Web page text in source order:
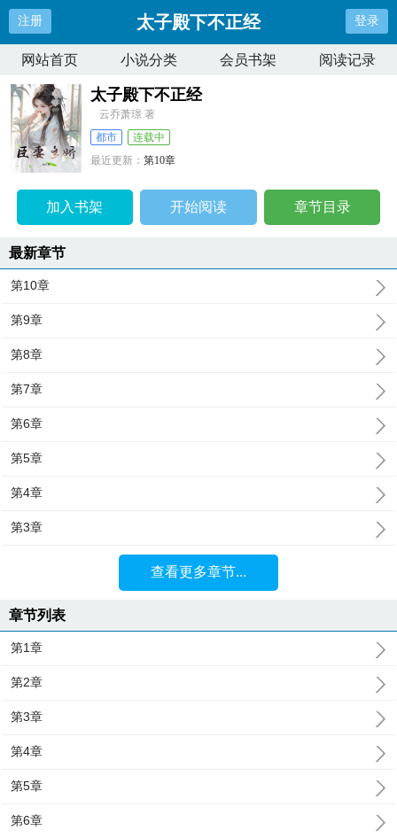
注册 太子殿下不正经 登录
网站首页 小说分类 会员书架 阅读记录
太子殿下不正经
云乔萧璟 著
都市
连载中
最近更新：第10章
加入书架 开始阅读 章节目录
最新章节
第10章
第9章
第8章
第7章
第6章
第5章
第4章
第3章
查看更多章节...
章节列表
第1章
第2章
第3章
第4章
第5章
第6章